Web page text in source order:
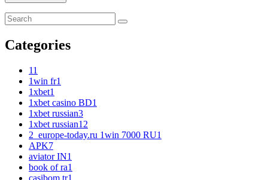
Categories
11
1win fr1
1xbet1
1xbet casino BD1
1xbet russian3
1xbet russian1 2
2_europe-today.ru 1win 7000 RU1
APK7
aviator IN1
book of ra1